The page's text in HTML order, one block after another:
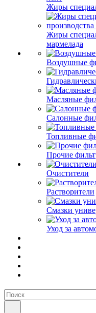
Жиры
Жиры
мармелада
Воздушные
Масляные
Салонные
Топливные
Прочие
Очистители
Растворители
Смазки
Уход за